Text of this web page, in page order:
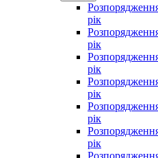
рік
рік
рік
рік
рік
рік